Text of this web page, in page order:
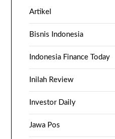
Artikel
Bisnis Indonesia
Indonesia Finance Today
Inilah Review
Investor Daily
Jawa Pos